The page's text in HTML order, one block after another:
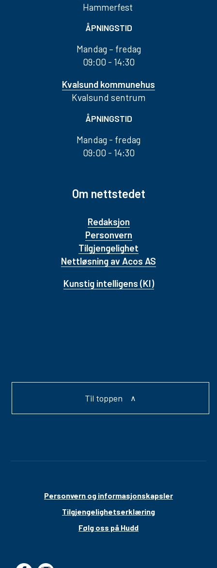
Hammerfest
ÅPNINGSTID
Mandag – fredag
09:00 - 14:30
Kvalsund kommunehus
Kvalsund sentrum
ÅPNINGSTID
Mandag - fredag
09:00 - 14:30
Om nettstedet
Redaksjon
Personvern
Tilgjengelighet
Nettløsning av Acos AS
Kunstig intelligens (KI)
Til toppen
Personvern og informasjonskapsler
Tilgjengelighetserklæring
Følg oss på Hudd